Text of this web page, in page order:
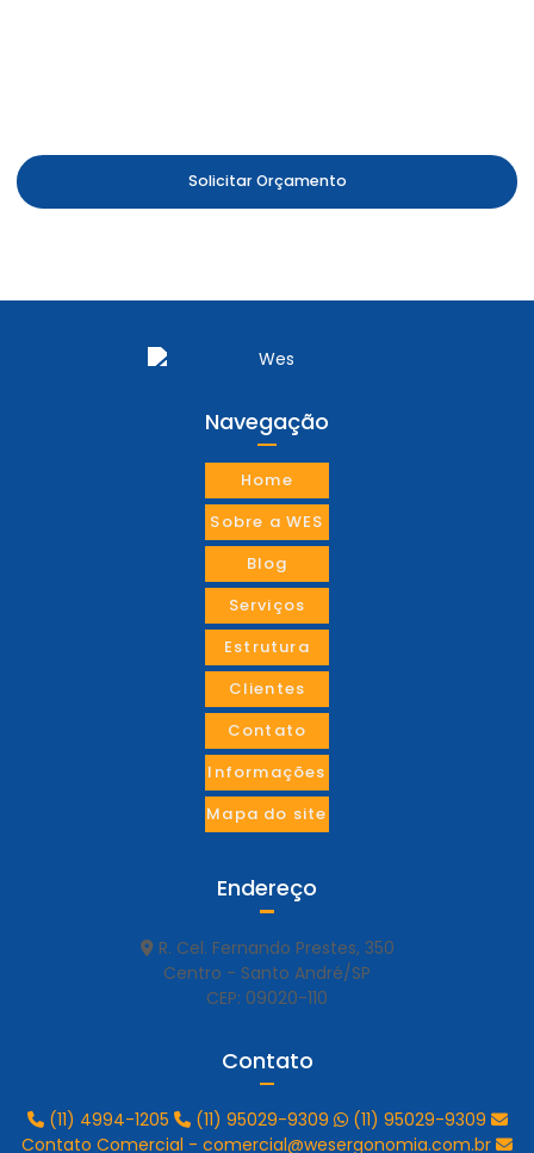
Solicitar Orçamento
Navegação
Home
Sobre a WES
Blog
Serviços
Estrutura
Clientes
Contato
Informações
Mapa do site
Endereço
R. Cel. Fernando Prestes, 350
Centro - Santo André/SP
CEP: 09020-110
Contato
(11) 4994-1205 (11) 95029-9309
(11) 95029-9309
Contato Comercial - comercial@wesergonomia.com.br